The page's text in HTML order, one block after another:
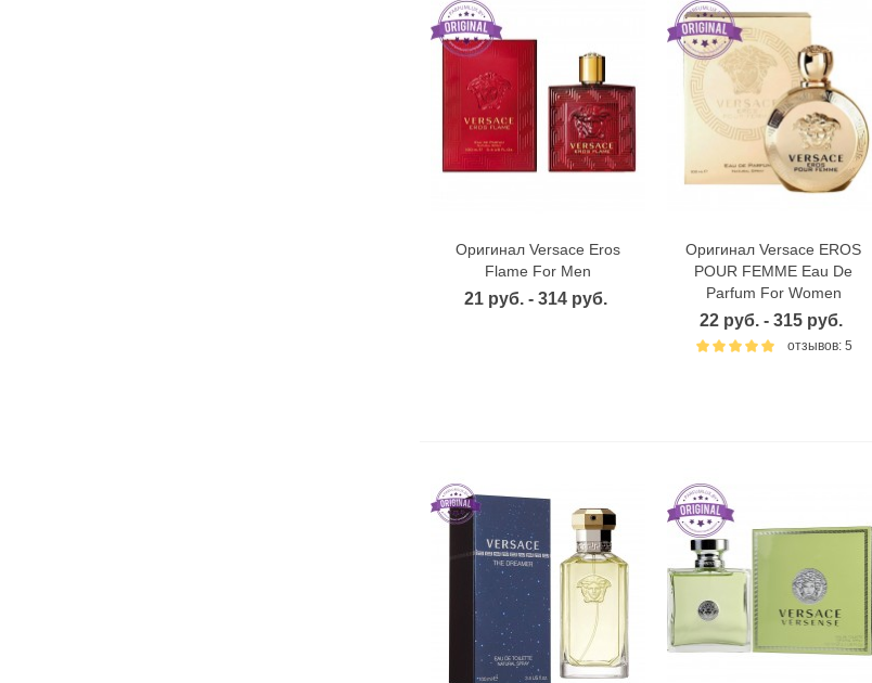
Быстрый просмотр
Оригинал Versace Eros
Flame For Men
21 руб. - 314 руб.
Быстрый просмотр
Оригинал Versace EROS
POUR FEMME Eau De
Parfum For Women
22 руб. - 315 руб.
отзывов: 5